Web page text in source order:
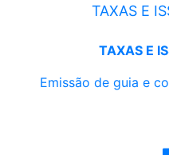
TAXAS E
TAXAS E
Emissão de guia e